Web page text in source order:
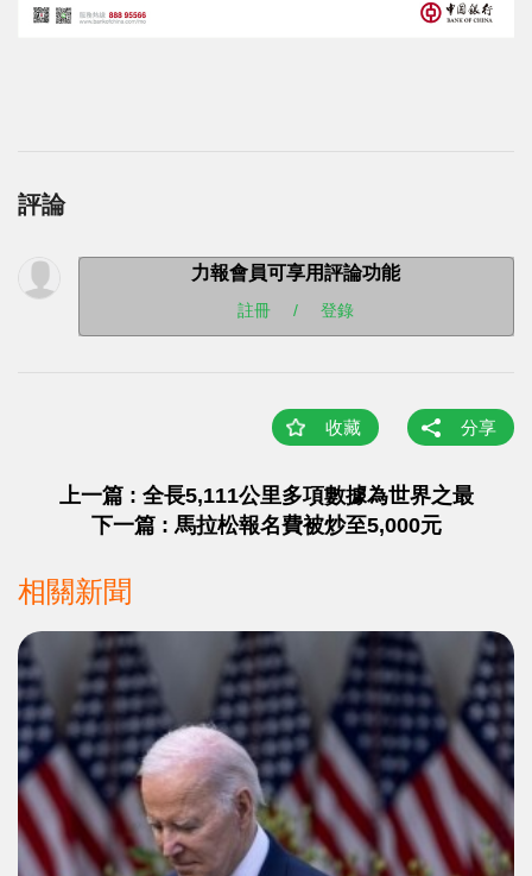
評論
力報會員可享用評論功能
註冊 / 登錄
收藏 分享
上一篇 : 全長5,111公里多項數據為世界之最
下一篇 : 馬拉松報名費被炒至5,000元
相關新聞